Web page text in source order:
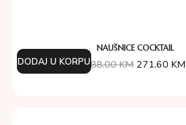
NAUŠNICE COCKTAIL
388.00KM 271.60 KM
DODAJ U KORPU